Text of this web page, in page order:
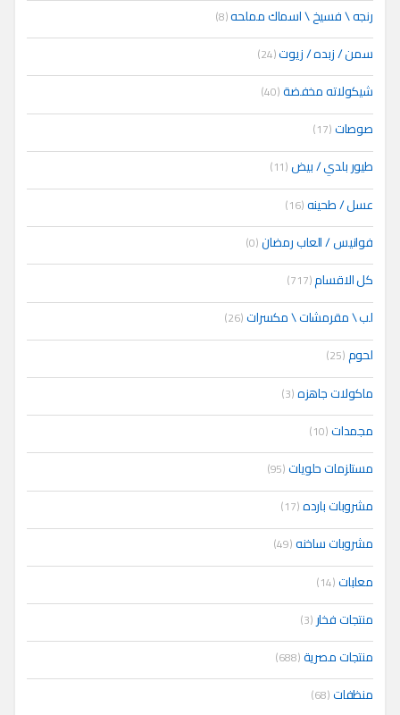
رنجه \ فسيخ \ اسماك مملحه(8)
سمن / زبده / زيوت(24)
شيكولاته مخفضة(40)
صوصات(17)
طيور بلدي / بيض(11)
عسل / طحينه(16)
فوانيس / العاب رمضان(0)
كل الاقسام(717)
لب \ مقرمشات \ مكسرات(26)
لحوم(25)
ماكولات جاهزه(3)
مجمدات(10)
مستلزمات حلويات(95)
مشروبات بارده(17)
مشروبات ساخنه(49)
معلبات(14)
منتجات فخار (3)
منتجات مصرية(688)
منظفات(68)